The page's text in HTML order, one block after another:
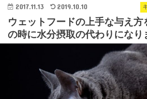
2017.11.13 2019.10.10
ウェットフードの上手な与え方
の時に水分摂取の代わりになり